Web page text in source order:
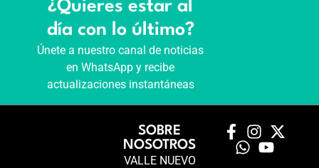
¿Quieres estar al
día con lo último?
Únete a nuestro canal de noticias
en WhatsApp y recibe
actualizaciones instantáneas
SOBRE
NOSOTROS
VALLE NUEVO